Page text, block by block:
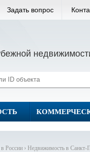
Задать вопрос
России › Недвижимость в Санкт-